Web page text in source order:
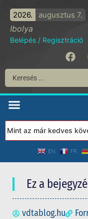
2026. augusztus 7.
Ibolya
Belépés / Regisztráció
az már kedves
EN FR
Ez a
vdtablog.hu